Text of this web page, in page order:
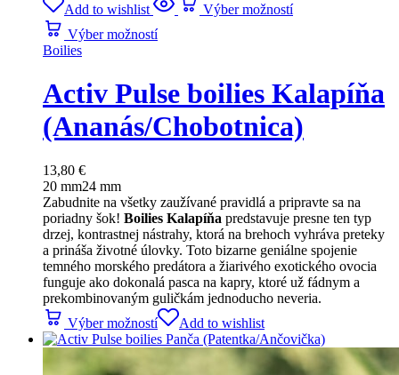
Add to wishlist
Výber možností
Výber možností
Boilies
Activ Pulse boilies Kalapíňa
(Ananás/Chobotnica)
13,80 €
20 mm24 mm
Zabudnite na všetky zaužívané pravidlá a pripravte sa na
poriadny šok! Boilies Kalapíňa predstavuje presne ten typ
drzej, kontrastnej nástrahy, ktorá na brehoch vyhráva preteky
a prináša životné úlovky. Toto bizarne geniálne spojenie
temného morského predátora a žiarivého exotického ovocia
funguje ako dokonalá pasca na kapry, ktoré už fádnym a
prekombinovaným guličkám jednoducho neveria.
Výber možností
Add to wishlist